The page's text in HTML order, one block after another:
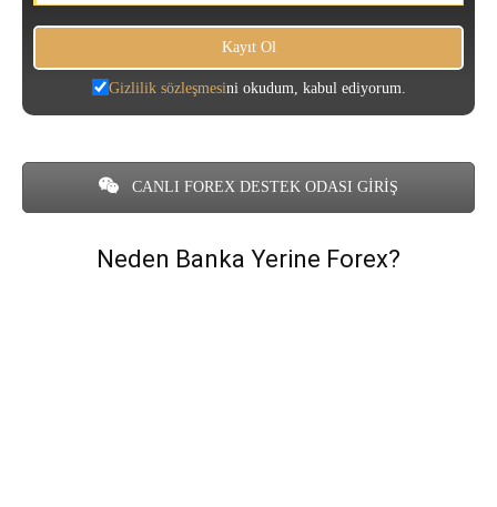
Gizlilik sözleşmesini okudum, kabul ediyorum.
CANLI FOREX DESTEK ODASI GİRİŞ
Neden Banka Yerine Forex?